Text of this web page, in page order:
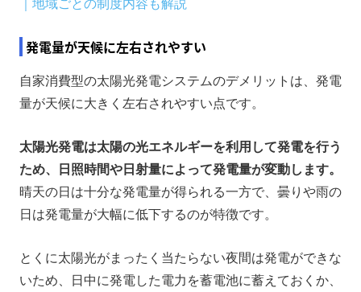
｜地域ごとの制度内容も解説
発電量が天候に左右されやすい
自家消費型の太陽光発電システムのデメリットは、発電
量が天候に大きく左右されやすい点です。
太陽光発電は太陽の光エネルギーを利用して発電を行う
ため、日照時間や日射量によって発電量が変動します。
晴天の日は十分な発電量が得られる一方で、曇りや雨の
日は発電量が大幅に低下するのが特徴です。
とくに太陽光がまったく当たらない夜間は発電ができな
いため、日中に発電した電力を蓄電池に蓄えておくか、